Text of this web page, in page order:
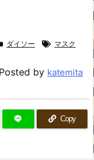
ダイソー マスク
Posted by katemita
Copy